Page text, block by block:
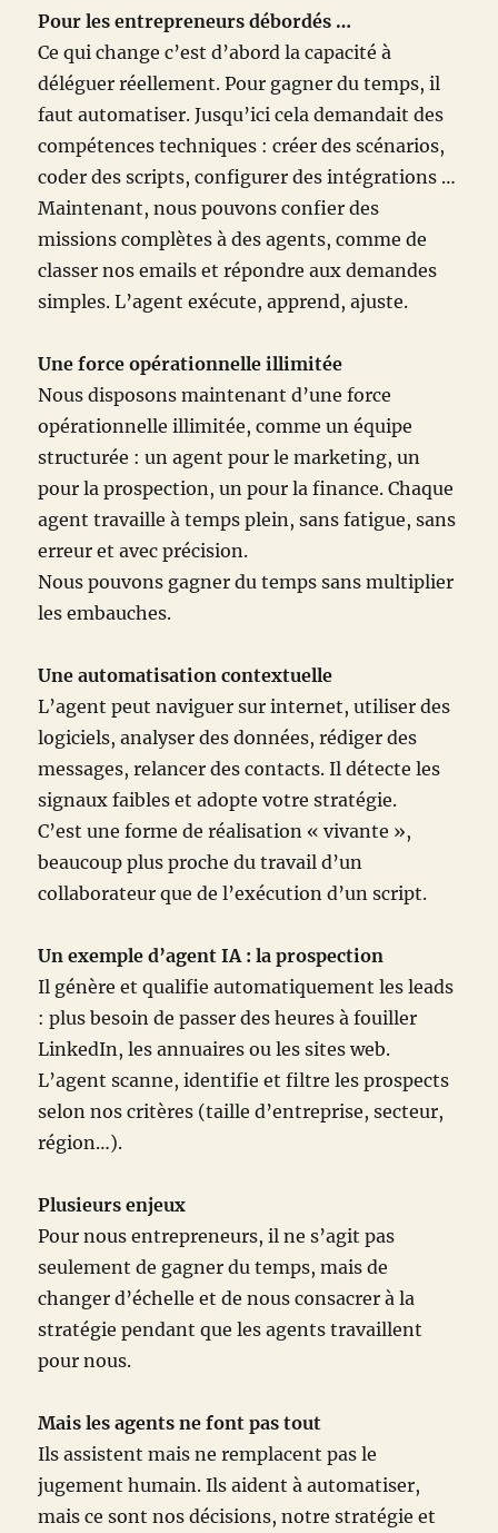
Pour les entrepreneurs débordés …
Ce qui change c’est d’abord la capacité à
déléguer réellement. Pour gagner du temps, il
faut automatiser. Jusqu’ici cela demandait des
compétences techniques : créer des scénarios,
coder des scripts, configurer des intégrations …
Maintenant, nous pouvons confier des
missions complètes à des agents, comme de
classer nos emails et répondre aux demandes
simples. L’agent exécute, apprend, ajuste.
Une force opérationnelle illimitée
Nous disposons maintenant d’une force
opérationnelle illimitée, comme un équipe
structurée : un agent pour le marketing, un
pour la prospection, un pour la finance. Chaque
agent travaille à temps plein, sans fatigue, sans
erreur et avec précision.
Nous pouvons gagner du temps sans multiplier
les embauches.
Une automatisation contextuelle
L’agent peut naviguer sur internet, utiliser des
logiciels, analyser des données, rédiger des
messages, relancer des contacts. Il détecte les
signaux faibles et adopte votre stratégie.
C’est une forme de réalisation « vivante »,
beaucoup plus proche du travail d’un
collaborateur que de l’exécution d’un script.
Un exemple d’agent IA : la prospection
Il génère et qualifie automatiquement les leads
: plus besoin de passer des heures à fouiller
LinkedIn, les annuaires ou les sites web.
L’agent scanne, identifie et filtre les prospects
selon nos critères (taille d’entreprise, secteur,
région…).
Plusieurs enjeux
Pour nous entrepreneurs, il ne s’agit pas
seulement de gagner du temps, mais de
changer d’échelle et de nous consacrer à la
stratégie pendant que les agents travaillent
pour nous.
Mais les agents ne font pas tout
Ils assistent mais ne remplacent pas le
jugement humain. Ils aident à automatiser,
mais ce sont nos décisions, notre stratégie et